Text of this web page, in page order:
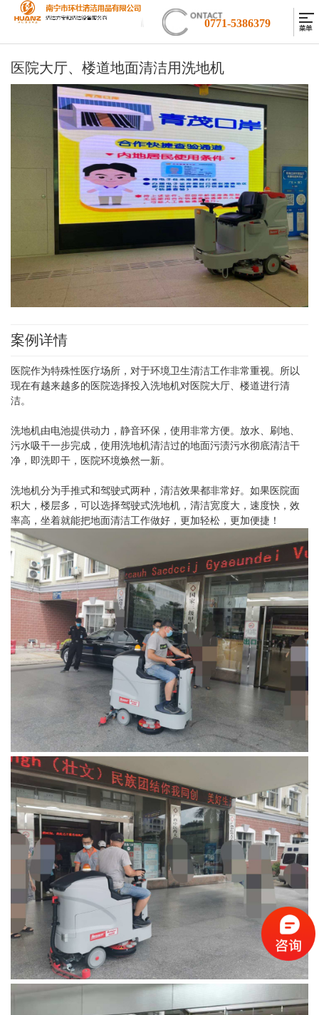
0771-5386379
医院大厅、楼道地面清洁用洗地机
案例详情
医院作为特殊性医疗场所，对于环境卫生清洁工作非常重视。所以
现在有越来越多的医院选择投入洗地机对医院大厅、楼道进行清
洁。
洗地机由电池提供动力，静音环保，使用非常方便。放水、刷地、
污水吸干一步完成，使用洗地机清洁过的地面污渍污水彻底清洁干
净，即洗即干，医院环境焕然一新。
洗地机分为手推式和驾驶式两种，清洁效果都非常好。如果医院面
积大，楼层多，可以选择驾驶式洗地机，清洁宽度大，速度快，效
率高，坐着就能把地面清洁工作做好，更加轻松，更加便捷！